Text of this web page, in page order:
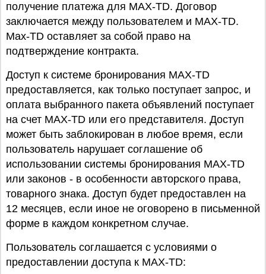
получение платежа для MAX-TD. Договор
заключается между пользователем и MAX-TD.
Мax-TD оставляет за собой право на
подтверждение контракта.
Доступ к системе бронирования MAX-TD
предоставляется, как только поступает запрос, и
оплата выбранного пакета объявлений поступает
на счет MAX-TD или его представителя. Доступ
может быть заблокирован в любое время, если
пользователь нарушает соглашение об
использовании системы бронирования MAX-TD
или законов - в особенности авторского права,
товарного знака. Доступ будет предоставлен на
12 месяцев, если иное не оговорено в письменной
форме в каждом конкретном случае.
Пользователь соглашается с условиями о
предоставлении доступа к MAX-TD: